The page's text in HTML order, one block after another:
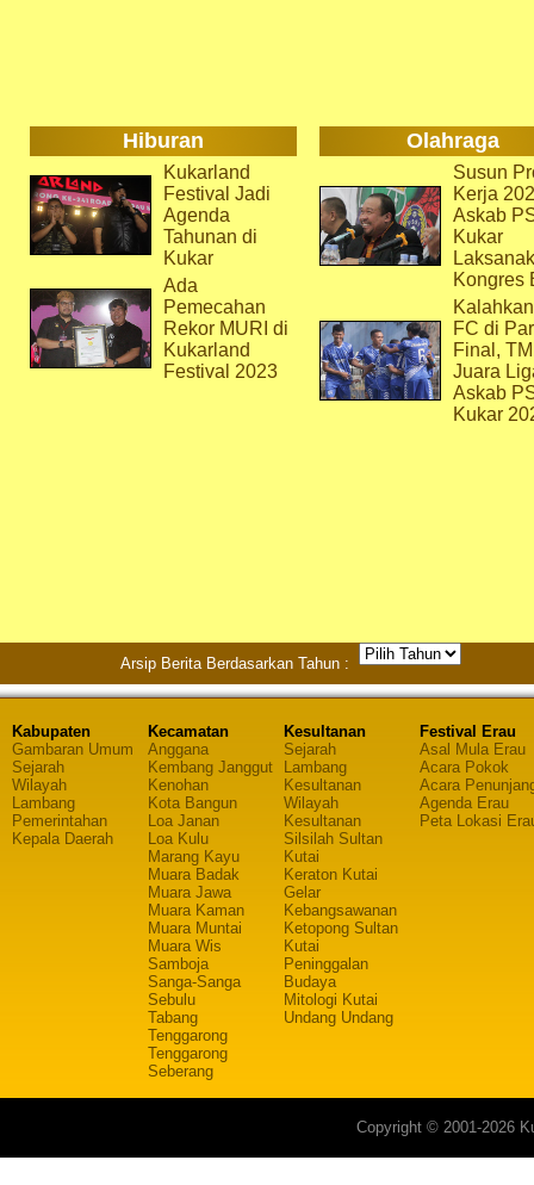
Hiburan Olahraga
Kukarland
Festival Jadi
Agenda
Tahunan di
Kukar
Ada
Pemecahan
Rekor MURI di
Kukarland
Festival 2023
Susun
Kerja
Askab
Kukar
Kongres
FC di
Final,
Juara
Askab
Kukar
Arsip Berita Berdasarkan Tahun :
Kabupaten
Gambaran Umum
Sejarah
Wilayah
Lambang
Pemerintahan
Kepala Daerah
Kecamatan
Anggana
Kembang Janggut
Kenohan
Kota Bangun
Loa Janan
Loa Kulu
Marang Kayu
Muara Badak
Muara Jawa
Muara Kaman
Muara Muntai
Muara Wis
Samboja
Sanga-Sanga
Sebulu
Tabang
Tenggarong
Tenggarong
Seberang
Kesultanan
Sejarah
Lambang
Kesultanan
Wilayah
Kesultanan
Silsilah Sultan
Kutai
Keraton Kutai
Gelar
Kebangsawanan
Ketopong Sultan
Kutai
Peninggalan
Budaya
Mitologi Kutai
Undang Undang
Festival Erau
Asal Mula Erau
Acara Pokok
Acara
Agenda Erau
Peta Lokasi
Copyright © 2001-2026